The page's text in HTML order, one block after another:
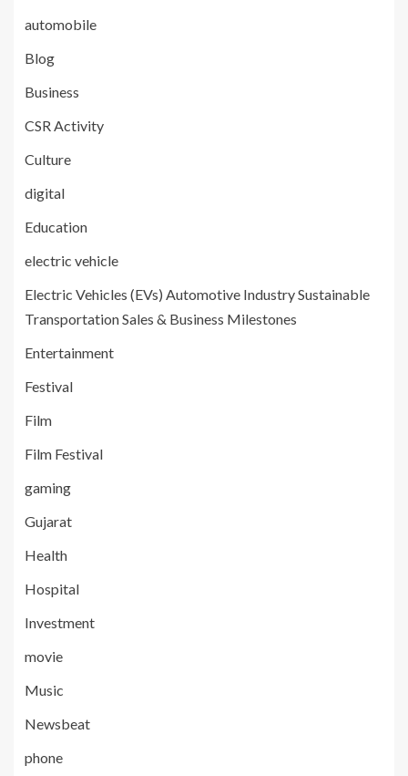
automobile
Blog
Business
CSR Activity
Culture
digital
Education
electric vehicle
Electric Vehicles (EVs) Automotive Industry Sustainable
Transportation Sales & Business Milestones
Entertainment
Festival
Film
Film Festival
gaming
Gujarat
Health
Hospital
Investment
movie
Music
Newsbeat
phone